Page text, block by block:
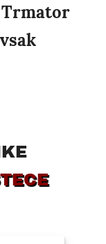
Trmator